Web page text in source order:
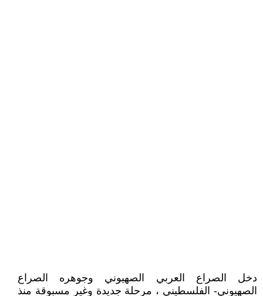
دخل الصراع العربي الصهيوني وجوهره الصراع
الصهيوني- الفلسطيني ، مرحلة جديدة وغير مسبوقة منذ